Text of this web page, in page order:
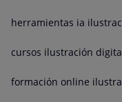
herramientas ia
cursos ilustración
formación online